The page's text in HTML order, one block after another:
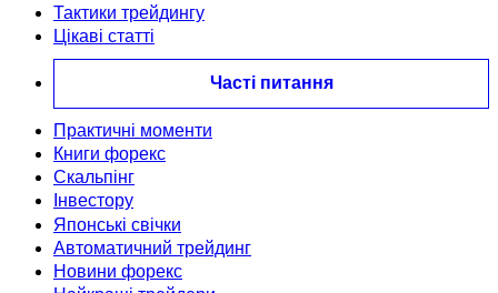
Тактики трейдингу
Цікаві статті
Часті питання
Практичні моменти
Книги форекс
Скальпінг
Інвестору
Японські свічки
Автоматичний трейдинг
Новини форекс